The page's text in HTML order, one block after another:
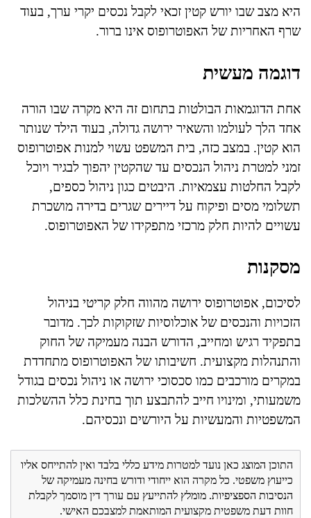
היא מצב שבו יורש קטין זכאי לקבל נכסים יקרי ערך, בעוד
שרף האחריות של האפוטרופוס אינו ברור.
דוגמה מעשית
אחת הדוגמאות הבולטות בתחום זה היא מקרה שבו הורה
אחד הלך לעולמו והשאיר ירושה גדולה, בעוד הילד שנותר
הוא קטין. במצב כזה, בית המשפט עשוי למנות אפוטרופוס
זמני למטרת ניהול הנכסים עד שהקטין יהפוך לבגיר ויוכל
לקבל החלטות עצמאיות. היבטים כגון ניהול כספים,
תשלומי מסים ופיקוח על דיירים שגרים בדירה מושכרת
עשויים להיות חלק מרכזי מתפקידו של האפוטרופוס.
מסקנות
לסיכום, אפוטרופוס ירושה מהווה חלק קריטי בניהול
הזכויות והנכסים של אוכלוסיות שזקוקות לכך. מדובר
בתפקיד רגיש ומחייב, הדורש הבנה מעמיקה של החוק
והתנהלות מקצועית. חשיבותו של האפוטרופוס מתחדדת
במקרים מורכבים כמו סכסוכי ירושה או ניהול נכסים בגודל
משמעותי, ומינויו חייב להתבצע תוך בחינת כלל ההשלכות
המשפטיות והמעשיות על היורשים ונכסיהם.
התוכן המוצג כאן נועד למטרות מידע כללי בלבד ואין להתייחס אליו
כייעוץ משפטי. כל מקרה הוא ייחודי ודורש בחינה מעמיקה של
הנסיבות הספציפיות. מומלץ להתייעץ עם עורך דין מוסמך לקבלת
חוות דעת משפטית מקצועית המותאמת למצבכם האישי.